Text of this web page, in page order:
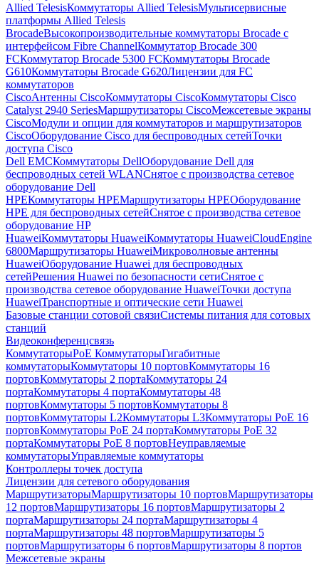
Allied TelesisКоммутаторы Allied TelesisМультисервисные
платформы Allied Telesis
BrocadeВысокопроизводительные коммутаторы Brocade с
интерфейсом Fibre ChannelКоммутатор Brocade 300
FCКоммутатор Brocade 5300 FCКоммутаторы Brocade
G610Коммутаторы Brocade G620Лицензии для FC
коммутаторов
CiscoАнтенны CiscoКоммутаторы CiscoКоммутаторы Cisco
Catalyst 2940 SeriesМаршрутизаторы CiscoМежсетевые экраны
CiscoМодули и опции для коммутаторов и маршрутизаторов
CiscoОборудование Cisco для беспроводных сетейТочки
доступа Cisco
Dell EMCКоммутаторы DellОборудование Dell для
беспроводных сетей WLANСнятое с производства сетевое
оборудование Dell
HPEКоммутаторы HPEМаршрутизаторы HPEОборудование
HPE для беспроводных сетейСнятое с производства сетевое
оборудование HP
HuaweiКоммутаторы HuaweiКоммутаторы HuaweiCloudEngine
6800Маршрутизаторы HuaweiМикроволновые антенны
HuaweiОборудование Huawei для беспроводных
сетейРешения Huawei по безопасности сетиСнятое с
производства сетевое оборудование HuaweiТочки доступа
HuaweiТранспортные и оптические сети Huawei
Базовые станции сотовой связиСистемы питания для сотовых
станций
Видеоконференцсвязь
КоммутаторыPoE КоммутаторыГигабитные
коммутаторыКоммутаторы 10 портовКоммутаторы 16
портовКоммутаторы 2 портаКоммутаторы 24
портаКоммутаторы 4 портаКоммутаторы 48
портовКоммутаторы 5 портовКоммутаторы 8
портовКоммутаторы L2Коммутаторы L3Коммутаторы PoE 16
портовКоммутаторы PoE 24 портаКоммутаторы PoE 32
портаКоммутаторы PoE 8 портовНеуправляемые
коммутаторыУправляемые коммутаторы
Контроллеры точек доступа
Лицензии для сетевого оборудования
МаршрутизаторыМаршрутизаторы 10 портовМаршрутизаторы
12 портовМаршрутизаторы 16 портовМаршрутизаторы 2
портаМаршрутизаторы 24 портаМаршрутизаторы 4
портаМаршрутизаторы 48 портовМаршрутизаторы 5
портовМаршрутизаторы 6 портовМаршрутизаторы 8 портов
Межсетевые экраны